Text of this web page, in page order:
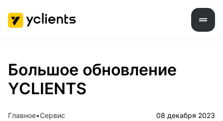
Большое обновление
YCLIENTS
Главное Сервис 08 декабря 2023